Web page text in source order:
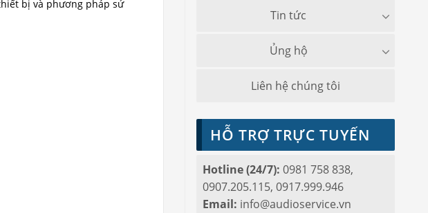
bị và phương pháp sử
Tin tức
Ủng hộ
Liên hệ chúng tôi
HỖ TRỢ TRỰC TUYẾN
Hotline (24/7): 0981 758 838,
0907.205.115, 0917.999.946
Email: info@audioservice.vn